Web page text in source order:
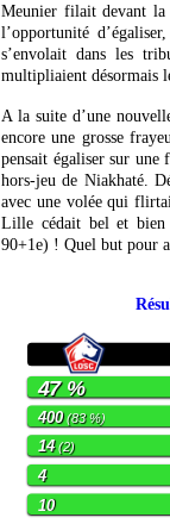
Meunier filait devant
l’opportunité
s’envolait dans les
multipliaient désormais
A la suite d’une
encore une grosse
pensait égaliser sur
hors-jeu de Niakhaté.
avec une volée qui
Lille cédait bel et bien
90+1e) ! Quel but pour
47 %
400(83 %)
14(2)
4
10